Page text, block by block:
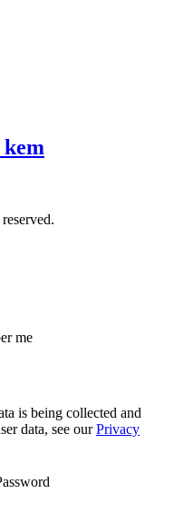
me
is being collected and
data, see ourPrivacy